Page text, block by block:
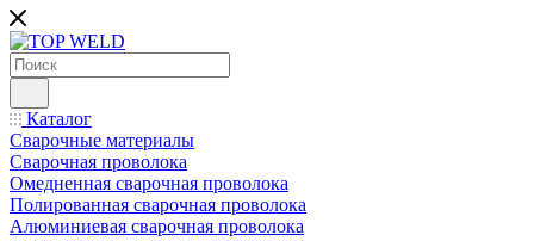
Каталог
Сварочные материалы
Сварочная проволока
Омедненная сварочная проволока
Полированная сварочная проволока
Алюминиевая сварочная проволока